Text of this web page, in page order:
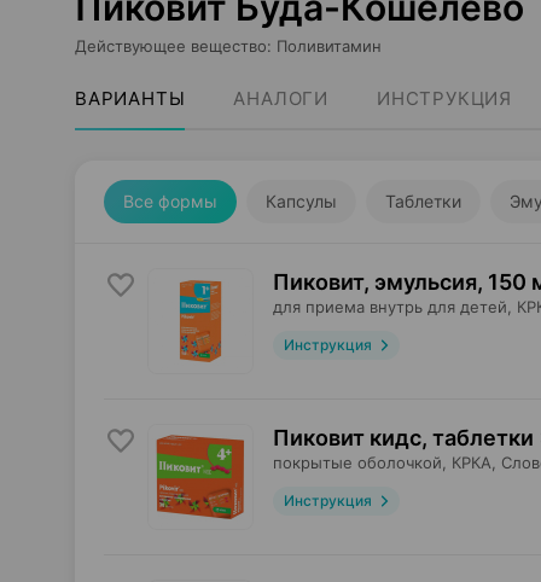
Действующее вещество: Поливитамин
ВАРИАНТЫ АНАЛОГИ ИНСТРУКЦИЯ
Все формы Капсулы Таблетки
Пиковит, эмульсия, 150
для приема внутрь для детей,
Инструкция
Пиковит кидс, таблетки
покрытые оболочкой, КРКА ,
Инструкция